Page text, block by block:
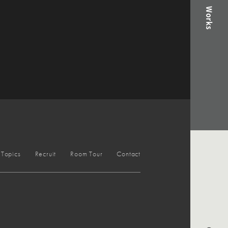
Works
Topics Recruit Room Tour Contact